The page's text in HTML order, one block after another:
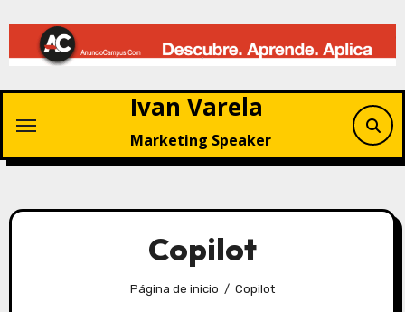
contenido
Ivan Varela
Marketing Speaker
Copilot
Página de inicio Copilot